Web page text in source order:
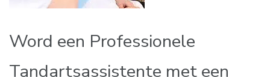
Word een Professionele
Tandartsassistente met een